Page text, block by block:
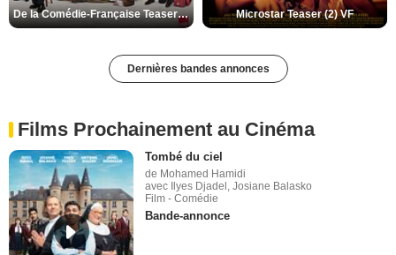
De la Comédie-Française Teaser (3) VF Microstar Teaser (2) VF
Dernières bandes annonces
Films Prochainement au Cinéma
Tombé du ciel
de Mohamed Hamidi
avec Ilyes Djadel, Josiane Balasko
Film - Comédie
Bande-annonce